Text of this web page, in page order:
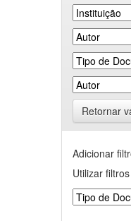
Retornar
Adicionar
Utilizar